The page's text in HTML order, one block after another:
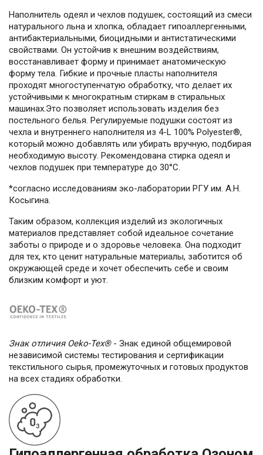
Наполнитель одеял и чехлов подушек, состоящий из смеси
натурального льна и хлопка, обладает гипоаллергенными,
антибактериальными, биоцидными и антистатическими
свойствами. Он устойчив к внешним воздействиям,
восстанавливает форму и принимает анатомическую
форму тела. Гибкие и прочные пласты наполнителя
проходят многоступенчатую обработку, что делает их
устойчивыми к многократным стиркам в стиральных
машинах.Это позволяет использовать изделия без
постельного белья. Регулируемые подушки состоят из
чехла и внутреннего наполнителя из 4-L 100% Polyester®,
который можно добавлять или убирать вручную, подбирая
необходимую высоту. Рекомендована стирка одеял и
чехлов подушек при температуре до 30°С.
*согласно исследованиям эко-лаборатории РГУ им. А.Н.
Косыгина.
Таким образом, коллекция изделий из экологичных
материалов представляет собой идеальное сочетание
заботы о природе и о здоровье человека. Она подходит
для тех, кто ценит натуральные материалы, заботится об
окружающей среде и хочет обеспечить себе и своим
близким комфорт и уют.
Знак отличия Oeko-Tex® - Знак единой общемировой
независимой системы тестирования и сертификации
текстильного сырья, промежуточных и готовых продуктов
на всех стадиях обработки.